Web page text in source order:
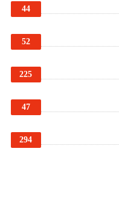
44
52
225
47
294